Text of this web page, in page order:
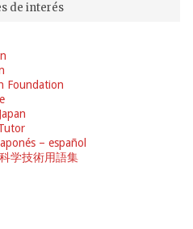
de interés
Foundation
– español
学技術用語集